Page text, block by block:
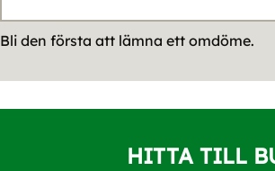
Bli den första att lämna ett omdöme.
HITTA TILL